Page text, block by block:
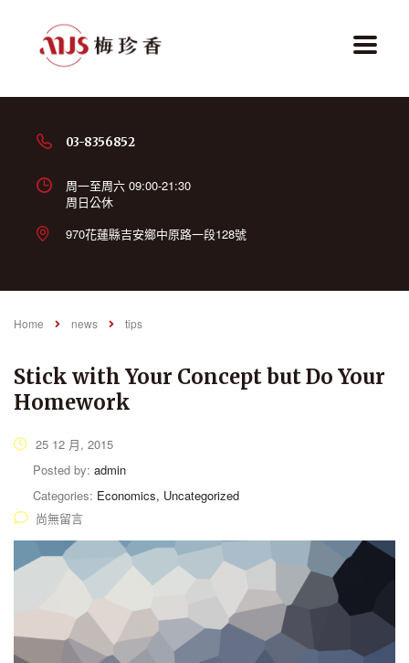
03-8356852
周一至周六 09:00-21:30
周日公休
970花蓮縣吉安鄉中原路一段128號
Home news tips
Stick with Your Concept but Do Your
Homework
25 12 月, 2015
Posted by: admin
Categories: Economics, Uncategorized
尚無留言